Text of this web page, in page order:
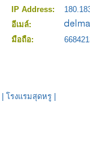
IP Address:
อีเมล์:
มือถือ:
โรงแรมสุดหรู